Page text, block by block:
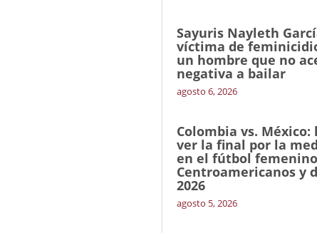
Sayuris Nayleth
víctima de
un hombre que no
negativa a bailar
agosto 6, 2026
Colombia vs. México:
ver la final por la
en el fútbol femenino
Centroamericanos y
2026
agosto 5, 2026